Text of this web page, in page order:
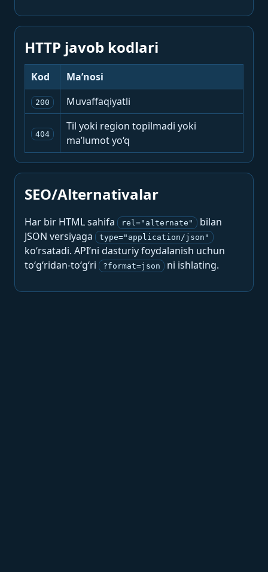
HTTP javob kodlari
Kod Ma’nosi
200 Muvaffaqiyatli
404
Til yoki region topilmadi yoki
ma’lumot yo‘q
SEO/Alternativalar
Har bir HTML sahifa rel="alternate"
bilan
JSON versiyaga
type="application/json"
ko‘rsatadi. API’ni dasturiy foydalanish uchun
to‘g‘ridan-to‘g‘ri
?format=json ni ishlating.